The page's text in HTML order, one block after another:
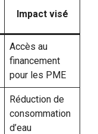
Impact visé
Accès au
financement
pour les PME
Réduction de
consommation
d’eau